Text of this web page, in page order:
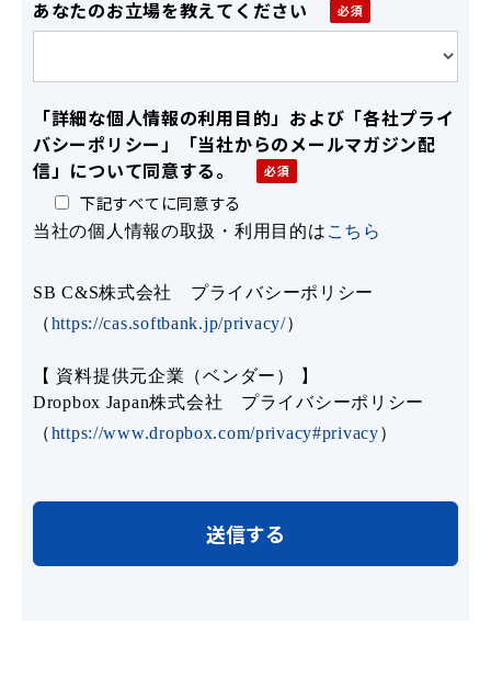
あなたのお立場を教えてください
「詳細な個人情報の利用目的」および「各社プライ
バシーポリシー」「当社からのメールマガジン配
信」について同意する。
下記すべてに同意する
当社の個人情報の取扱・利用目的は こちら
SB C&S株式会社 プライバシーポリシー
（https://cas.softbank.jp/privacy/）
【 資料提供元企業（ベンダー） 】
Dropbox Japan株式会社 プライバシーポリシー
（https://www.dropbox.com/privacy#privacy）